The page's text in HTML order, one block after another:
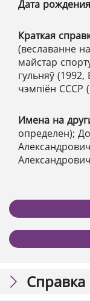
Дата
Краткая
(веславанне
майстар
гульняў (1992,
чэмпіён СССР
Имена на
определен);
Справка